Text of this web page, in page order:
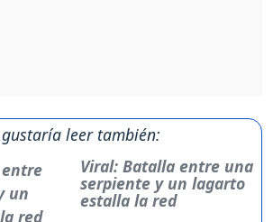
gustaría leer también:
Viral: Batalla entre una
serpiente y un lagarto
estalla la red